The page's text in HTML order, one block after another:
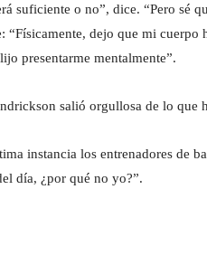
suficiente o no”, dice. “Pero sé
“Físicamente, dejo que mi
presentarme mentalmente”.
salió orgullosa de lo que
instancia los entrenadores de
día, ¿por qué no yo?”.